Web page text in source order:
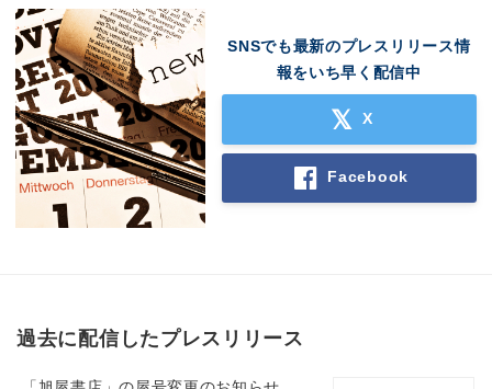
SNSでも最新のプレスリリース情
報をいち早く配信中
X
Facebook
過去に配信したプレスリリース